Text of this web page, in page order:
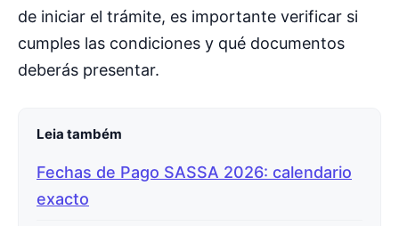
de iniciar el trámite, es importante verificar si
cumples las condiciones y qué documentos
deberás presentar.
Leia também
Fechas de Pago SASSA 2026: calendario
exacto